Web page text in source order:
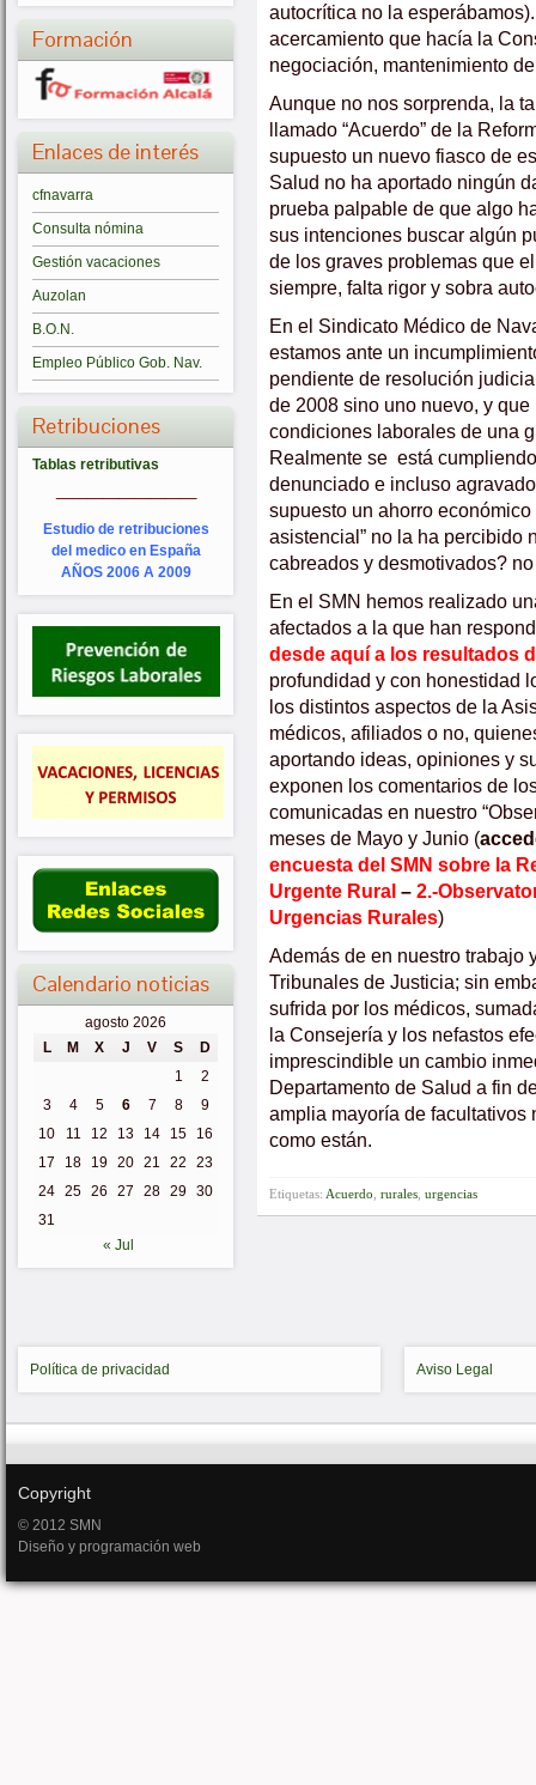
Formación
Enlaces de interés
cfnavarra
Consulta nómina
Gestión vacaciones
Auzolan
B.O.N.
Empleo Público Gob. Nav.
Retribuciones
Tablas retributivas
Estudio de retribuciones
del medico en España
AÑOS 2006 A 2009
Calendario noticias
agosto 2026
L
M X J V S
D
1
2
3
4 5 6 7 8
9
10
11 12 13 14 15
16
17
18 19 20 21 22
23
24 25 26 27 28 29 30
31
« Jul
autocrítica no la
acercamiento que hacía la
negociación, mantenimiento
Aunque no nos sorprenda, la
llamado “Acuerdo” de la
supuesto un nuevo fiasco de
Salud no ha aportado ningún
prueba palpable de que algo
sus intenciones buscar algún
de los graves problemas que
siempre, falta rigor y sobra
En el Sindicato Médico de
estamos ante un
pendiente de resolución
de 2008 sino uno nuevo, y
condiciones laborales de una
Realmente se está
denunciado e incluso
supuesto un ahorro
asistencial” no la ha percibido
cabreados y desmotivados?
En el SMN hemos realizado
afectados a la que han
desde aquí a los resultados
profundidad y con honestidad
los distintos aspectos de la
médicos, afiliados o no,
aportando ideas, opiniones y
exponen los comentarios de
comunicadas en nuestro
meses de Mayo y Junio (
encuesta del SMN sobre la
Urgente Rural – 2.-
Urgencias Rurales)
Además de en nuestro trabajo
Tribunales de Justicia; sin
sufrida por los médicos,
la Consejería y los nefastos
imprescindible un cambio
Departamento de Salud a fin
amplia mayoría de facultativos
como están.
Etiquetas: Acuerdo rurales urgencias
Política de privacidad Aviso Legal
Copyright
© 2012 SMN
Diseño y programación web